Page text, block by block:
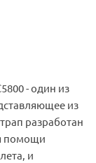
- один из
из
разработан
помощи
и